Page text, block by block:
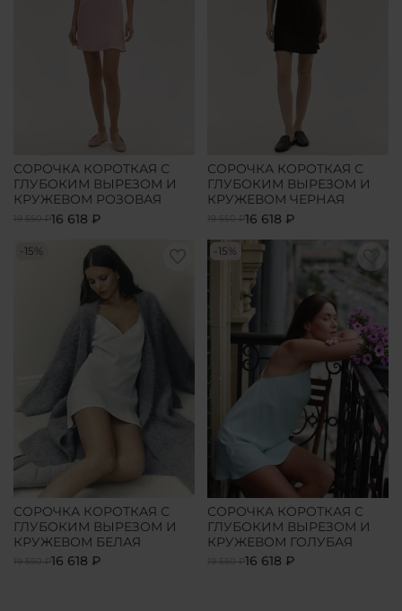
СОРОЧКА КОРОТКАЯ С
ГЛУБОКИМ ВЫРЕЗОМ И
КРУЖЕВОМ РОЗОВАЯ
19 550 ₽16 618 ₽
СОРОЧКА КОРОТКАЯ С
ГЛУБОКИМ ВЫРЕЗОМ И
КРУЖЕВОМ ЧЕРНАЯ
19 550 ₽16 618 ₽
-15%
СОРОЧКА КОРОТКАЯ С
ГЛУБОКИМ ВЫРЕЗОМ И
КРУЖЕВОМ БЕЛАЯ
19 550 ₽16 618 ₽
-15%
СОРОЧКА КОРОТКАЯ С
ГЛУБОКИМ ВЫРЕЗОМ И
КРУЖЕВОМ ГОЛУБАЯ
19 550 ₽16 618 ₽